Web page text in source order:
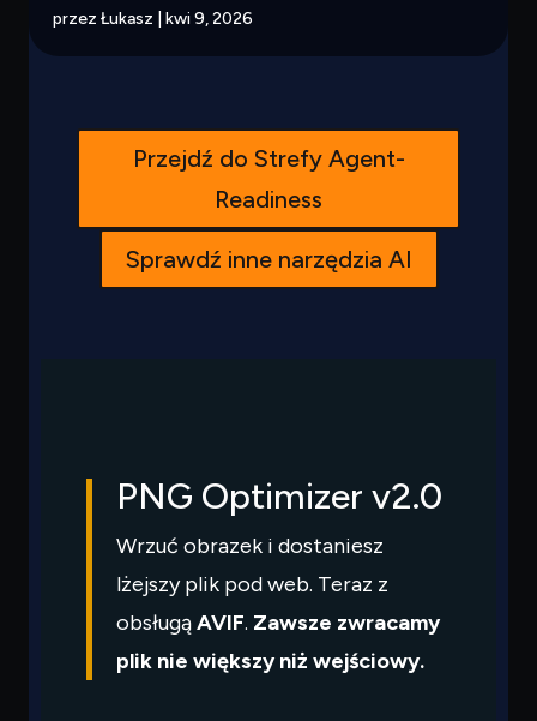
przez Łukasz kwi 9, 2026
Przejdź do Strefy Agent-
Readiness
Sprawdź inne narzędzia AI
PNG Optimizer v2.0
Wrzuć obrazek i dostaniesz
lżejszy plik pod web. Teraz z
obsługąAVIF. Zawsze zwracamy
plik nie większy niż wejściowy.